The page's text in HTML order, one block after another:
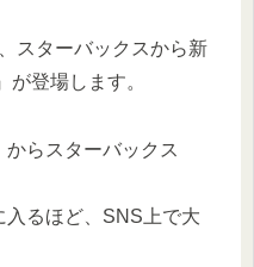
スターバックスから新
が登場します。
からスターバックス
るほど、SNS上で大